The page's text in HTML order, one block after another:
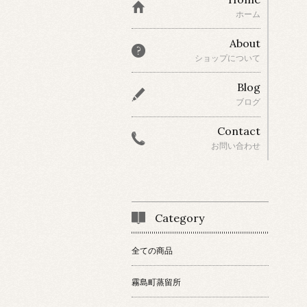
ホーム
About
ショップについて
Blog
ブログ
Contact
お問い合わせ
Category
全ての商品
霧島町蒸留所